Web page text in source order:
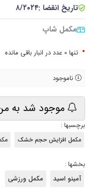
تاریخ انقضا :۸/۲۰۲۴
مکمل شاپ
• تنها 0 عدد در انبار باقی مانده
ناموجود
موجود شد به
برچسبها :
مکمل افزایش حجم خشک
بخشها :
آمینو اسید
مکمل ورزشی